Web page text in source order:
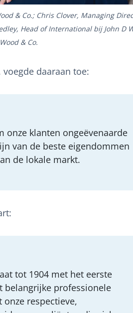
& Co.; Chris Clover, Managing
Head of International bij John D
& Co.
daaraan toe:
onze klanten ongeëvenaarde
van de beste eigendommen
de lokale markt.
tot 1904 met het eerste
belangrijke professionele
respectieve,